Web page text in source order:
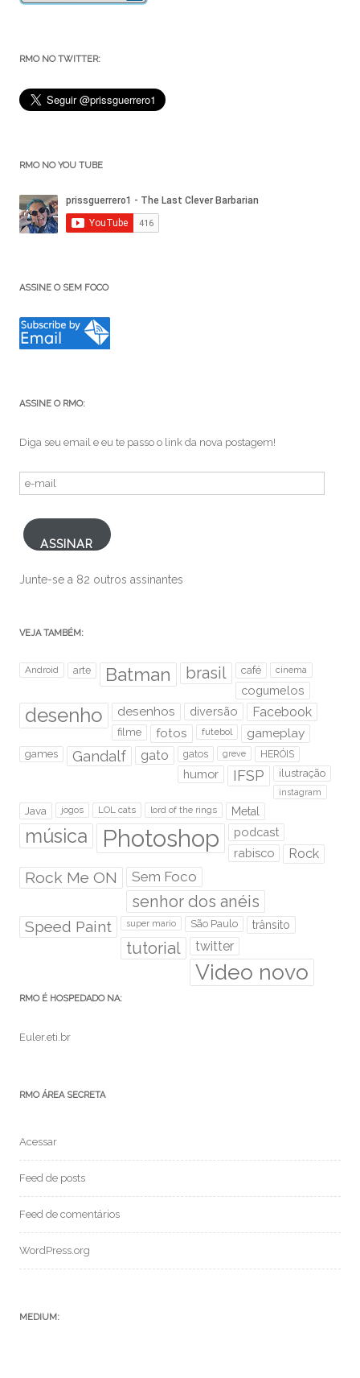
RMO NO TWITTER:
RMO NO YOU TUBE
ASSINE O SEM FOCO
ASSINE O RMO:
Diga seu email e eu te passo o link da nova postagem!
e-
ASSINAR
Junte-se a 82 outros assinantes
VEJA TAMBÉM:
Android arte Batman brasil café cinema
cogumelos
desenho desenhos diversão Facebook
filme fotos futebol gameplay
games Gandalf gato gatos greve HERÓIS
humor IFSP ilustração
instagram
Java jogos LOL cats lord of the rings Metal
música Photoshop
podcast
rabisco
Rock
Rock Me ON Sem Foco
senhor dos anéis
Speed Paint super mario São Paulo trânsito
tutorial twitter
Video novo
RMO É HOSPEDADO NA:
Euler.eti.br
RMO ÁREA SECRETA
Acessar
Feed de posts
Feed de comentários
WordPress.org
MEDIUM: